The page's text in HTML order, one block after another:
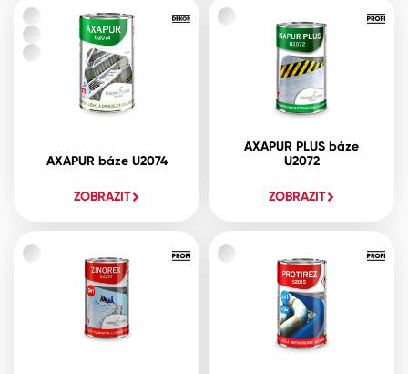
AXAPUR báze U2074
ZOBRAZIT
AXAPUR PLUS báze
U2072
ZOBRAZIT